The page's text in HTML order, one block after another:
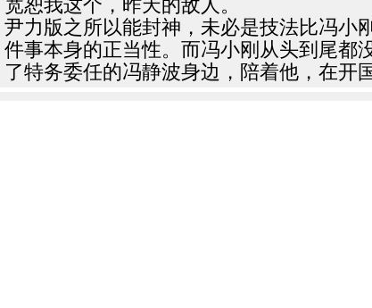
宽恕我这个，昨天的敌人。
尹力版之所以能封神，未必是技法比冯小
件事本身的正当性。而冯小刚从头到尾都
了特务委任的冯静波身边，陪着他，在开